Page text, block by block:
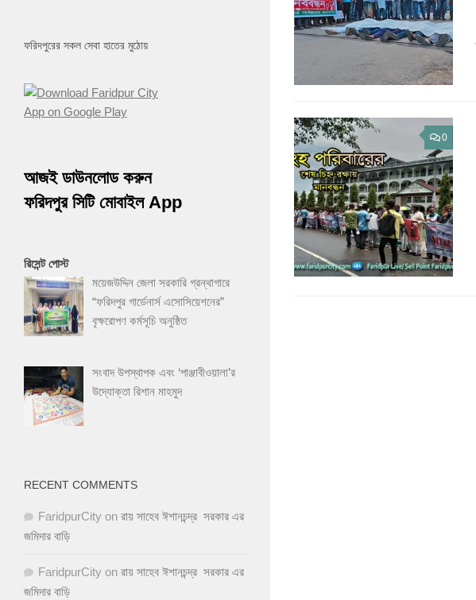
0
ফরিদপুরের সকল সেবা হাতের মুঠোয়
আজই ডাউনলোড করুন
ফরিদপুর সিটি মোবাইল App
রিসেন্ট পোস্ট
ময়েজউদ্দিন জেলা সরকারি গ্রন্থাগারে
“ফরিদপুর গার্ডেনার্স এসোসিয়েশনের”
বৃক্ষরোপণ কর্মসূচি অনুষ্ঠিত
সংবাদ উপস্থাপক এবং ‘পাঞ্জাবীওয়ালা’র
উদ্যোক্তা রিশান মাহমুদ
RECENT COMMENTS
FaridpurCity on রায় সাহেব ঈশানচন্দ্র সরকার এর
জমিদার বাড়ি
FaridpurCity on রায় সাহেব ঈশানচন্দ্র সরকার এর
জমিদার বাড়ি